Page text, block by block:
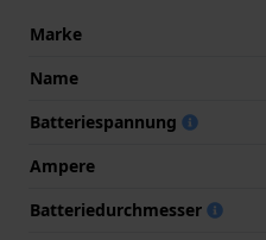
Marke
Name
Batteriespannung
Ampere
Batteriedurchmesser